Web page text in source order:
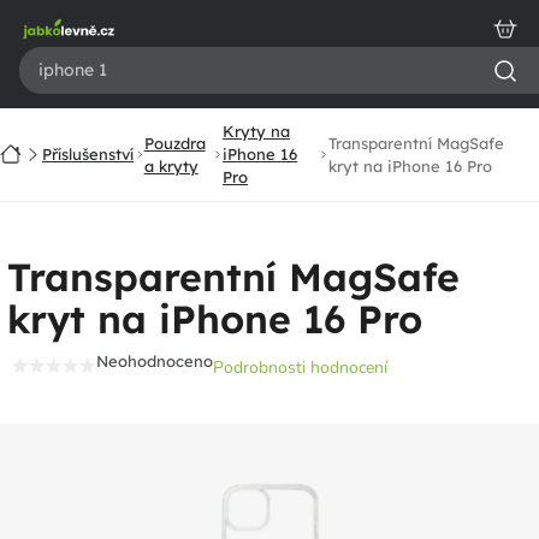
obsah
DomůPříslušenství
Pouzdra
a kryty
Kryty na
iPhone 16
Pro
Transparentní MagSafe
kryt na iPhone 16 Pro
Transparentní MagSafe
kryt na iPhone 16 Pro
NeohodnocenoPodrobnosti hodnocení